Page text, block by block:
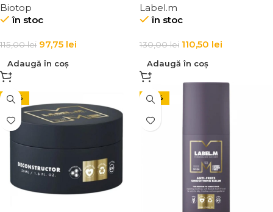
Texture Definition
Biotop
în stoc
115,00lei 97,75 lei
Adaugă în coș
Spray
Label.m
în stoc
130,00lei 110,50 lei
Adaugă în coș
-33% -30%